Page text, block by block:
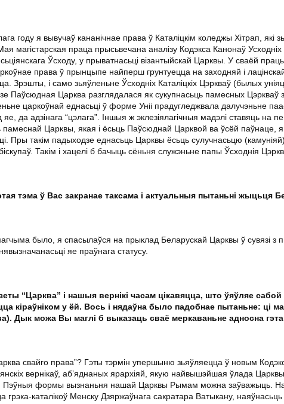
году я вывучаў кананічнае права ў Каталіцкім коледжы Хітрап, які
Мая магістарская праца прысьвечана аналізу Кодэкса Канонаў
Ўсходу, у прыватнасьці візантыйскай Царквы. У сваёй
права ў прынцыпе найперш грунтуецца на заходняй і
Зрэшты, і само зьяўленьне Ўсходніх Каталіцкіх Цэркваў (былых
дзе Паўсюдная Царква разглядалася як сукупнасьць памесных
царкоўнай еднасьці ў форме Уніі прадугледжвала далучэньне
яе, да адзінага “цэлага”. Іншыя ж эклезіялагічныя мадэлі ставяць
памеснай Царквы, якая і ёсьць Паўсюднай Царквой ва ўсёй паўнаце,
Пры такім падыходзе еднасьць Царквы ёсьць сулучнасьцю
Такім і хацелі б бачыць сёньня служэньне папы Ўсходнія
тэма ў Вас закранае таксама і актуальныя пытаньні жыцьця
было, я спасылаўся на прыклад Беларускай Царквы ў сувязі з
яе праўнага статусу.
“Царква” і нашыя вернікі часам цікавяцца, што ўяўляе сабой
кіраўніком у ёй. Вось і нядаўна было падобнае пытаньне: ці
Дык можа Вы маглі б выказаць сваё меркаваньне адносна
свайго права”? Гэты тэрмін упершыню зьяўляецца ў новым
вернікаў, аб’яднаных ярархіяй, якую найвышэйшая ўлада
Пэўныя формы вызнаньня нашай Царквы Рымам можна заўважыць.
да грэка-каталікоў Менску Дзяржаўнага сакратара Ватыкану,